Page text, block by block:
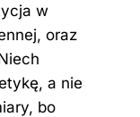
w
oraz
a nie
bo